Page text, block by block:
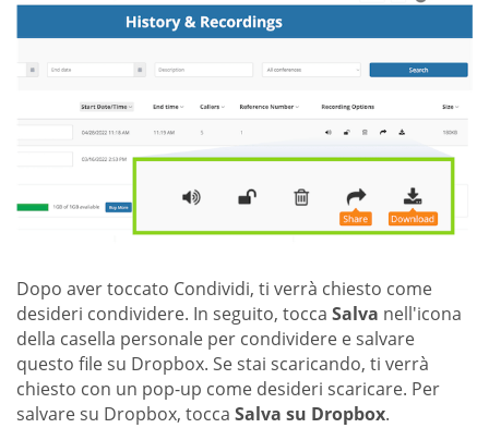
Dopo aver toccato Condividi, ti verrà chiesto come
desideri condividere. In seguito, tocca Salva nell'icona
della casella personale per condividere e salvare
questo file su Dropbox. Se stai scaricando, ti verrà
chiesto con un pop-up come desideri scaricare. Per
salvare su Dropbox, tocca Salva su Dropbox.